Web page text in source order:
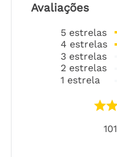
Avaliações
5 estrelas
4 estrelas
3 estrelas
2 estrelas
1 estrela
101